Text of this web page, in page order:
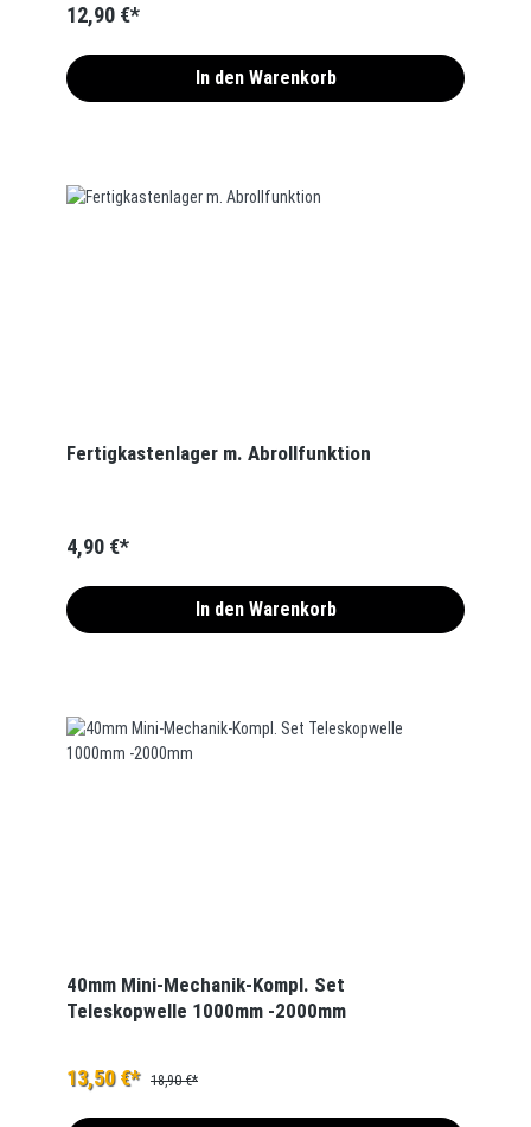
12,90 €*
In den Warenkorb
Fertigkastenlager m. Abrollfunktion
4,90 €*
In den Warenkorb
40mm Mini-Mechanik-Kompl. Set
Teleskopwelle 1000mm -2000mm
13,50 €* 18,90 €*